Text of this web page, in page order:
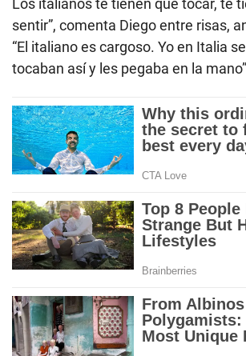
Los italianos te tienen que tocar, te
sentir”, comenta Diego entre risas,
“El italiano es cargoso. Yo en Italia
tocaban así y les pegaba en la